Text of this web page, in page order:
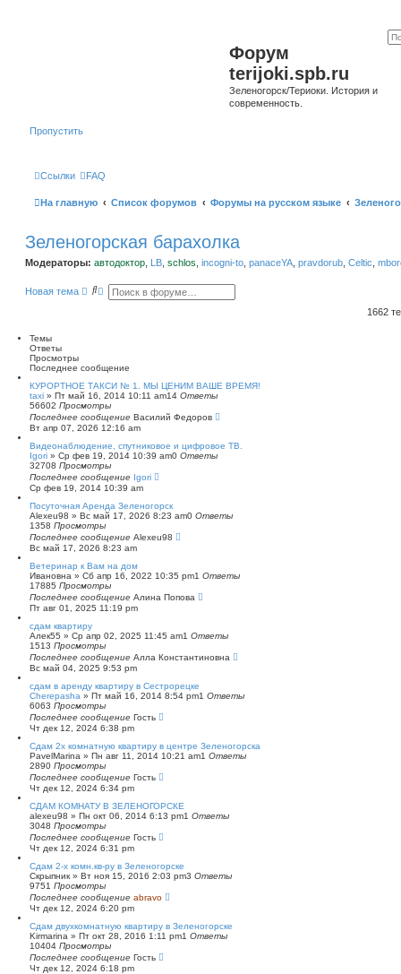
Форум
terijoki.spb.ru
Зеленогорск/Териоки. История и
современность.
Пропустить
Ссылки FAQ
На главную Список форумов Форумы на русском языке
Зеленогорская барахолка
Модераторы: автодоктор LB schlos incogni-to panaceYA pravdorub Celtic
Новая тема
П Р
н
ы
й
п
о
и
к
1662
Темы
Ответы
Просмотры
Последнее сообщение
КУРОРТНОЕ ТАКСИ № 1. МЫ ЦЕНИМ ВАШЕ ВРЕМЯ!
taxi » Пт май 16, 2014 10:11 am14 Ответы
56602 Просмотры
Последнее сообщение Василий Федоров
Вт апр 07, 2026 12:16 am
Видеонаблюдение, спутниковое и цифровое ТВ.
Igori » Ср фев 19, 2014 10:39 am0 Ответы
32708 Просмотры
Последнее сообщение Igori
Ср фев 19, 2014 10:39 am
Посуточная Аренда Зеленогорск
Alexeu98 » Вс май 17, 2026 8:23 am0 Ответы
1358 Просмотры
Последнее сообщение Alexeu98
Вс май 17, 2026 8:23 am
Ветеринар к Вам на дом
Ивановна » Сб апр 16, 2022 10:35 pm1 Ответы
17885 Просмотры
Последнее сообщение Алина Попова
Пт авг 01, 2025 11:19 pm
сдам квартиру
Алек55 » Ср апр 02, 2025 11:45 am1 Ответы
1513 Просмотры
Последнее сообщение Алла Константиновна
Вс май 04, 2025 9:53 pm
сдам в аренду квартиру в Сестрорецке
Cherepasha » Пт май 16, 2014 8:54 pm1 Ответы
6063 Просмотры
Последнее сообщение Гость
Чт дек 12, 2024 6:38 pm
Сдам 2х комнатную квартиру в центре Зеленогорска
PavelMarina » Пн авг 11, 2014 10:21 am1 Ответы
2890 Просмотры
Последнее сообщение Гость
Чт дек 12, 2024 6:34 pm
СДАМ КОМНАТУ В ЗЕЛЕНОГОРСКЕ
alexeu98 » Пн окт 06, 2014 6:13 pm1 Ответы
3048 Просмотры
Последнее сообщение Гость
Чт дек 12, 2024 6:31 pm
Сдам 2-х комн.кв-ру в Зеленогорске
Скрыпник » Вт ноя 15, 2016 2:03 pm3 Ответы
9751 Просмотры
Последнее сообщение abravo
Чт дек 12, 2024 6:20 pm
Сдам двухкомнатную квартиру в Зеленогорске
Kirmarina » Пт окт 28, 2016 1:11 pm1 Ответы
10404 Просмотры
Последнее сообщение Гость
Чт дек 12, 2024 6:18 pm